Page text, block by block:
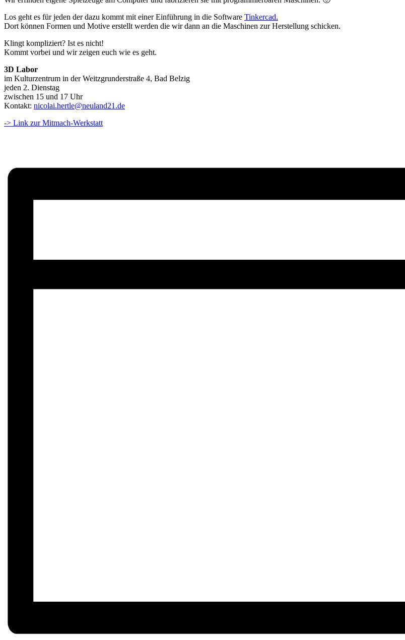
Los geht es für jeden der dazu kommt mit einer Einführung in die Software Tinkercad.
Dort können Formen und Motive erstellt werden die wir dann an die Maschinen zur Herstellung schicken.
Klingt kompliziert? Ist es nicht!
Kommt vorbei und wir zeigen euch wie es geht.
3D Labor
im Kulturzentrum in der Weitzgrunderstraße 4, Bad Belzig
jeden 2. Dienstag
zwischen 15 und 17 Uhr
Kontakt: nicolai.hertle@neuland21.de
-> Link zur Mitmach-Werkstatt